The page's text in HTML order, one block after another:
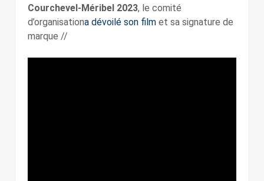
Courchevel-Méribel 2023, le comité
d’organisationa dévoilé son filmet sa signature de
marque //